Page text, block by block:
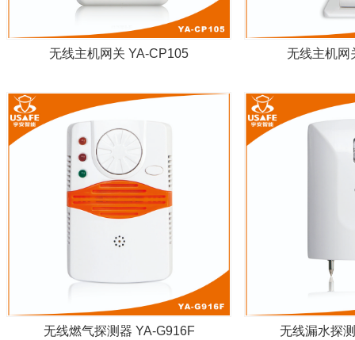
无线主机网关 YA-CP105 无线主机网
无线燃气探测器 YA-G916F 无线漏水探